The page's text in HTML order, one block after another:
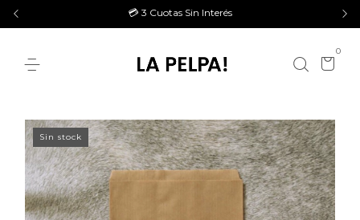
💳 3 Cuotas Sin Interés
0
Sin stock